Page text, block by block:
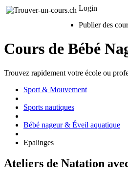
Login
Publier des
Cours de Bébé
Trouvez rapidement votre école ou
Sport & Mouvement
Sports nautiques
Bébé nageur & Éveil aquatique
Epalinges
Ateliers de Natation